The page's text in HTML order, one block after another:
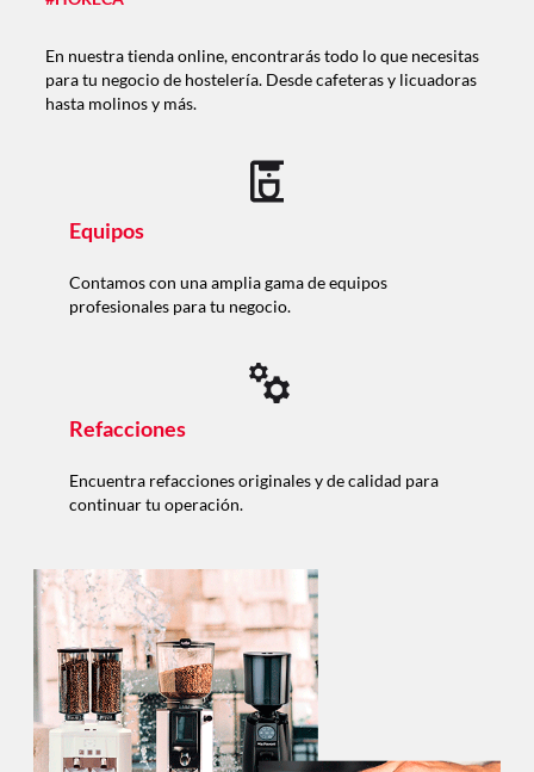
En nuestra tienda online, encontrarás todo lo que necesitas
para tu negocio de hostelería. Desde cafeteras y licuadoras
hasta molinos y más.
Equipos
Contamos con una amplia gama de equipos
profesionales para tu negocio.
Refacciones
Encuentra refacciones originales y de calidad para
continuar tu operación.